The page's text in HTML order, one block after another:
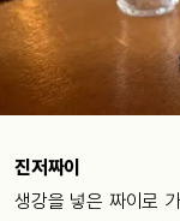
진저짜이
생강을 넣은 짜이로